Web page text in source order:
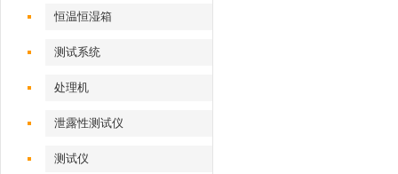
恒温恒湿箱
测试系统
处理机
泄露性测试仪
测试仪